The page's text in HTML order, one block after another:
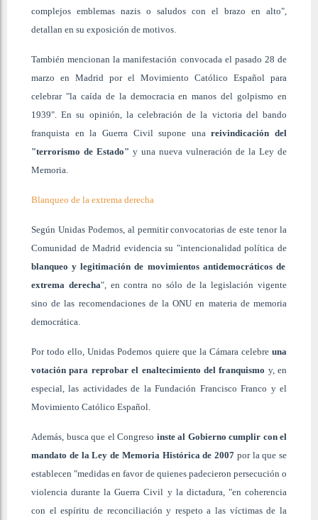
complejos emblemas nazis o saludos con el brazo en alto",
detallan en su exposición de motivos.
También mencionan la manifestación convocada el pasado 28 de
marzo en Madrid por el Movimiento Católico Español para
celebrar "la caída de la democracia en manos del golpismo en
1939". En su opinión, la celebración de la victoria del bando
franquista en la Guerra Civil supone una reivindicación del
"terrorismo de Estado" y una nueva vulneración de la Ley de
Memoria.
Blanqueo de la extrema derecha
Según Unidas Podemos, al permitir convocatorias de este tenor la
Comunidad de Madrid evidencia su "intencionalidad política de
blanqueo y legitimación de movimientos antidemocráticos de
extrema derecha", en contra no sólo de la legislación vigente
sino de las recomendaciones de la ONU en materia de memoria
democrática.
Por todo ello, Unidas Podemos quiere que la Cámara celebre una
votación para reprobar el enaltecimiento del franquismo y, en
especial, las actividades de la Fundación Francisco Franco y el
Movimiento Católico Español.
Además, busca que el Congreso inste al Gobierno cumplir con el
mandato de la Ley de Memoria Histórica de 2007 por la que se
establecen "medidas en favor de quienes padecieron persecución o
violencia durante la Guerra Civil y la dictadura, "en coherencia
con el espíritu de reconciliación y respeto a las víctimas de la